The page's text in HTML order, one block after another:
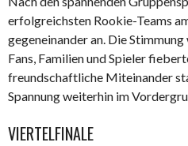
erfolgreichsten Rookie-Teams
gegeneinander an. Die
Fans, Familien und Spieler
freundschaftliche Miteinander
Spannung weiterhin im
VIERTELFINALE